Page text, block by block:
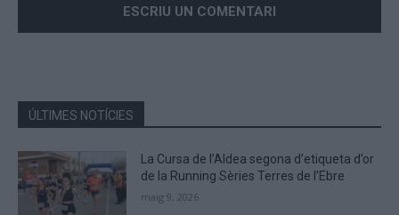
the
the
CAPTCHA
to
verify
that
you
ÚLTIMES NOTÍCIES
La Cursa de l’Aldea segona d’etiqueta d’or
de la Running Sèries Terres de l’Ebre
maig 9, 2026